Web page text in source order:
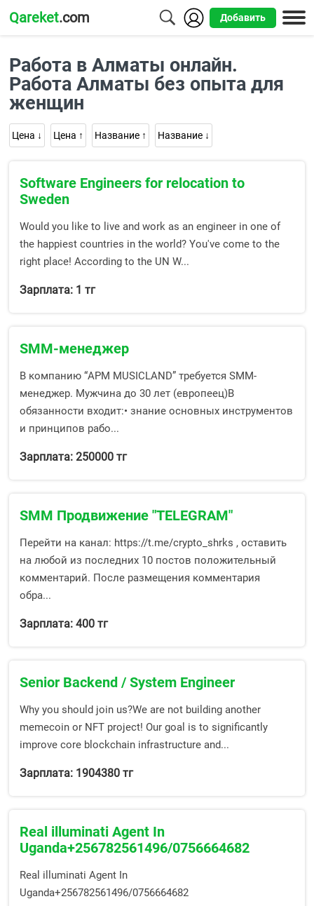
Qareket.com Добавить
Алматы
Астана
Шымкент
Каменогорск
Работа в Алматы онлайн.
Работа Алматы без опыта для
женщин
Цена ↓ Цена ↑ Название ↑ Название ↓
Software Engineers for relocation to
Sweden
Would you like to live and work as an engineer in one of
the happiest countries in the world? You've come to the
right place! According to the UN W...
Зарплата: 1 тг
SMM-менеджер
В компанию “APM MUSICLAND” требуется SMM-
менеджер. Мужчина до 30 лет (европеец)В
обязанности входит:• знание основных инструментов
и принципов рабо...
Зарплата: 250000 тг
SMM Продвижение "TELEGRAM"
Перейти на канал: https://t.me/crypto_shrks , оставить
на любой из последних 10 постов положительный
комментарий. После размещения комментария
обра...
Зарплата: 400 тг
Senior Backend / System Engineer
Why you should join us?We are not building another
memecoin or NFT project! Our goal is to significantly
improve core blockchain infrastructure and...
Зарплата: 1904380 тг
Real illuminati Agent In
Uganda+256782561496/0756664682
Real illuminati Agent In
Uganda+256782561496/0756664682